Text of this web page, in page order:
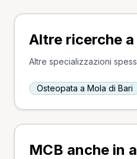
Altre ricerche
Altre specializzazioni
Osteopata a Mola di Bari
MCB anche in